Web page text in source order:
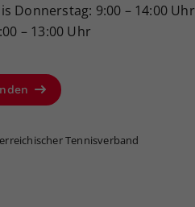
Donnerstag: 9:00 – 14:00 Uhr
– 13:00 Uhr
Tennisverband